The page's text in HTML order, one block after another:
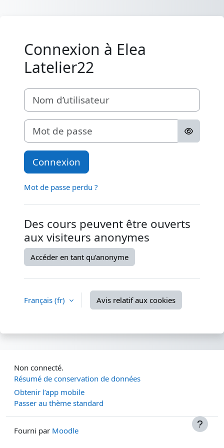
Connexion à Elea
Latelier22
Nom d’utilisateur
Mot de passe
Connexion
Mot de passe perdu ?
Des cours peuvent être ouverts
aux visiteurs anonymes
Accéder en tant qu’anonyme
Français ‎(fr)‎ Avis relatif aux cookies
Non connecté.
Résumé de conservation de données
Obtenir l’app mobile
Passer au thème standard
Fourni par Moodle